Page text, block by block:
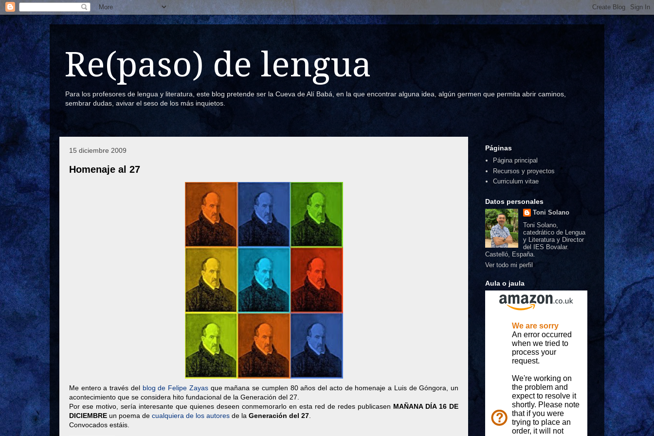
Re(paso) de lengua
Para los profesores de lengua y literatura, este blog pretende ser la Cueva de Alí Babá, en la que encontrar alguna idea, algún germen que permita abrir caminos,
sembrar dudas, avivar el seso de los más inquietos.
15 diciembre 2009
Homenaje al 27
Me entero a través del blog de Felipe Zayasque mañana se cumplen 80 años del acto de homenaje a Luis de Góngora, un
acontecimiento que se considera hito fundacional de la Generación del 27.
Por ese motivo, sería interesante que quienes deseen conmemorarlo en esta red de redes publicasen MAÑANA DÍA 16 DE
DICIEMBRE un poema de cualquiera de los autores de la Generación del 27
Convocados estáis.
Páginas
Página principal
Recursos y proyectos
Curriculum vitae
Datos personales
Toni Solano
Toni Solano,
catedrático de Lengua
y Literatura y Director
del IES Bovalar.
Castelló, España.
Ver todo mi perfil
Aula o jaula